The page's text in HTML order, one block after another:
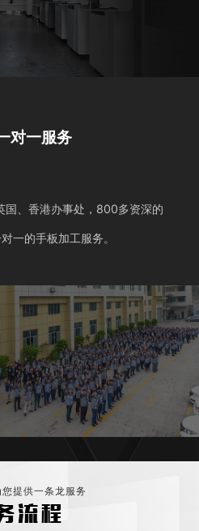
对一服务
国、香港办事处，800多资深的
一的手板加工服务。
提供一条龙服务
流程